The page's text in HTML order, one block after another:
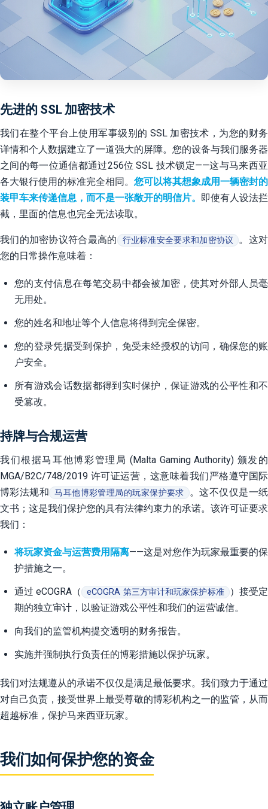
先进的 SSL 加密技术
我们在整个平台上使用军事级别的 SSL 加密技术，为您的财务
详情和个人数据建立了一道强大的屏障。您的设备与我们服务器
之间的每一位通信都通过256位 SSL 技术锁定——这与马来西亚
各大银行使用的标准完全相同。 您可以将其想象成用一辆密封的
装甲车来传递信息，而不是一张敞开的明信片。 即使有人设法拦
截，里面的信息也完全无法读取。
我们的加密协议符合最高的 行业标准安全要求和加密协议
。这对
您的日常操作意味着：
您的支付信息在每笔交易中都会被加密，使其对外部人员毫
无用处。
您的姓名和地址等个人信息将得到完全保密。
您的登录凭据受到保护，免受未经授权的访问，确保您的账
户安全。
所有游戏会话数据都得到实时保护，保证游戏的公平性和不
受篡改。
持牌与合规运营
我们根据马耳他博彩管理局 (Malta Gaming Authority) 颁发的
MGA/B2C/748/2019 许可证运营，这意味着我们严格遵守国际
博彩法规和 马耳他博彩管理局的玩家保护要求 。这不仅仅是一纸
文书；这是我们保护您的具有法律约束力的承诺。该许可证要求
我们：
将玩家资金与运营费用隔离——这是对您作为玩家最重要的保
护措施之一。
通过 eCOGRA（ eCOGRA 第三方审计和玩家保护标准 ）接受定
期的独立审计，以验证游戏公平性和我们的运营诚信。
向我们的监管机构提交透明的财务报告。
实施并强制执行负责任的博彩措施以保护玩家。
我们对法规遵从的承诺不仅仅是满足最低要求。我们致力于通过
对自己负责，接受世界上最受尊敬的博彩机构之一的监管，从而
超越标准，保护马来西亚玩家。
我们如何保护您的资金